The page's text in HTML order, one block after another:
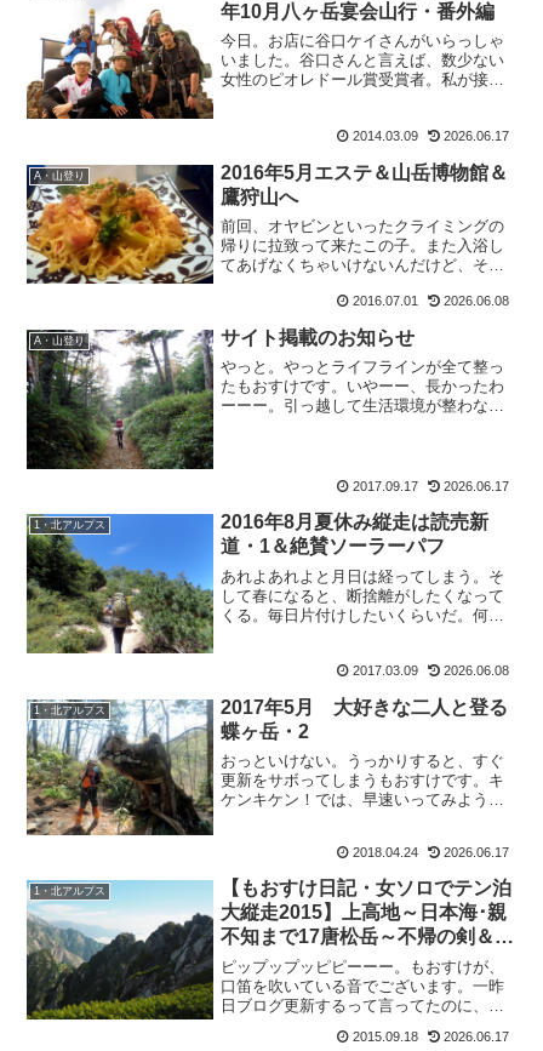
年10月八ヶ岳宴会山行・番外編
今日。お店に谷口ケイさんがいらっしゃ
いました。谷口さんと言えば、数少ない
女性のピオレドール賞受賞者。私が接客
そうじゃないですか。でも、残念ながら
2014.03.09 2026.06.17
A・山登り
2016年5月エステ＆山岳博物館＆
鷹狩山へ
前回、オヤビンといったクライミングの
帰りに拉致って来たこの子。また入浴し
てあげなくちゃいけないんだけど、その
ま。・・・早く洗ってあげないと。ん
たしてもこの人と遊んできまし...
2016.07.01 2026.06.08
A・山登り サイト掲載のお知らせ
やっと。やっとライフラインが全て整っ
たもおすけです。いやーー、長かったわ
ーーー。引っ越して生活環境が整わない
TVもオーディオもラジオ...
2017.09.17 2026.06.17
1・北アルプス
2016年8月夏休み縦走は読売新
道・1＆絶賛ソーラーパフ
あれよあれよと月日は経ってしまう。そ
して春になると、断捨離がしたくなって
くる。毎日片付けしたいくらいだ。何故
自分にツッコミを入れてしまう。皆様お
2017.03.09 2026.06.08
1・北アルプス
2017年5月 大好きな二人と登る
蝶ヶ岳・2
おっといけない。うっかりすると、すぐ
更新をサボってしまうもおすけです。キ
ケンキケン！では、早速いってみよう！
る。快晴の中、大好きなリオ吉ちゃん＆
tamaさ...
2018.04.24 2026.06.17
1・北アルプス
【もおすけ日記・女ソロでテン泊
大縦走2015】上高地～日本海･親
不知まで17唐松岳～不帰の剣＆久
し振りの買い物！ウェア編
ピップップッピピーーー。もおすけが、
口笛を吹いている音でございます。一昨
日ブログ更新するって言ってたのに、し
ーーーらない、っと。と、トボケて口笛
2015.09.18 2026.06.17